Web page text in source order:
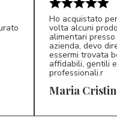
MC
Ho acquistato
volta alcuni
alimentari
azienda, devo
essermi trovata
affidabili, gentili e
professionali.r
Maria